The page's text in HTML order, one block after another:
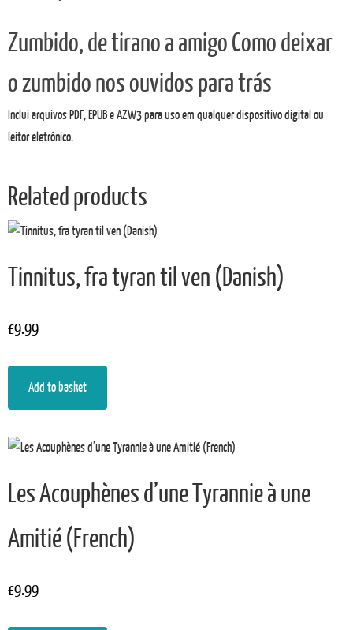
Zumbido, de tirano a amigo Como deixar
o zumbido nos ouvidos para trás
Inclui arquivos PDF, EPUB e AZW3 para uso em qualquer dispositivo digital ou
leitor eletrônico.
Related products
Tinnitus, fra tyran til ven (Danish)
£9.99
Add to basket
Les Acouphènes d’une Tyrannie à une
Amitié (French)
£9.99